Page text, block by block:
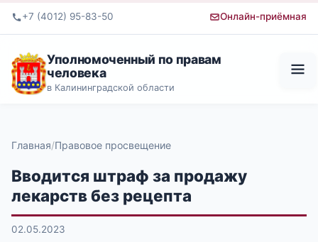
+7 (4012) 95-83-50 Онлайн-приёмная
Уполномоченный по правам
человека
в Калининградской области
Главная Правовое просвещение
Вводится штраф за продажу
лекарств без рецепта
02.05.2023